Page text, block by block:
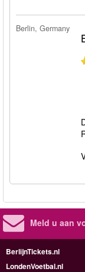
Berlin, Germany
Meld u aan
BerlijnTickets.nl
LondenVoetbal.nl